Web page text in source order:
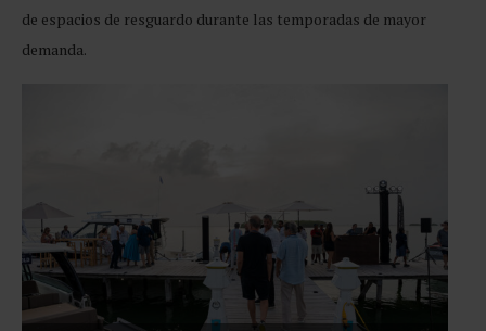
de espacios de resguardo durante las temporadas de mayor
demanda.